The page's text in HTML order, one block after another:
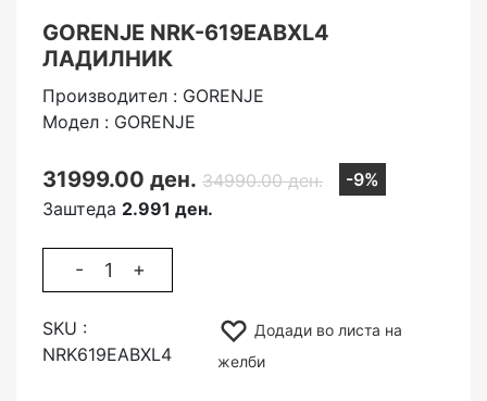
GORENJE NRK-619EABXL4
ЛАДИЛНИК
Производител : GORENJE
Модел : GORENJE
31999.00 ден. 34990.00 ден.
-9%
Заштеда 2.991 ден.
- +
SKU :
NRK619EABXL4
Додади во листа на
желби